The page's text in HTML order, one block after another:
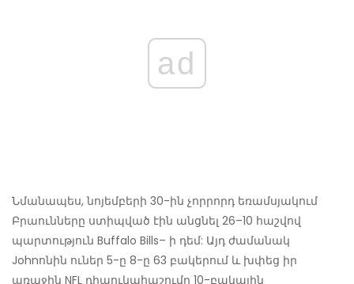
ad
Նմանապես, նոյեմբերի 30-ին չորրորդ եռամսյակում
Բրաունները ստիպված էին անցնել 26–10 հաշվով
պարտություն Buffalo Bills– ի դեմ: Այդ ժամանակ
Johnոնին ուներ 5-ը 8-ը 63 բակերում և խփեց իր
առաջին NFL դիպուկահաշումը 10-բակային